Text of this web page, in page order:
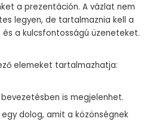
a prezentáción. A vázlat nem
legyen, de tartalmaznia kell a
a kulcsfontosságú üzeneteket.
elemeket tartalmazhatja:
is megjelenhet.
egy dolog, amit a közönségnek